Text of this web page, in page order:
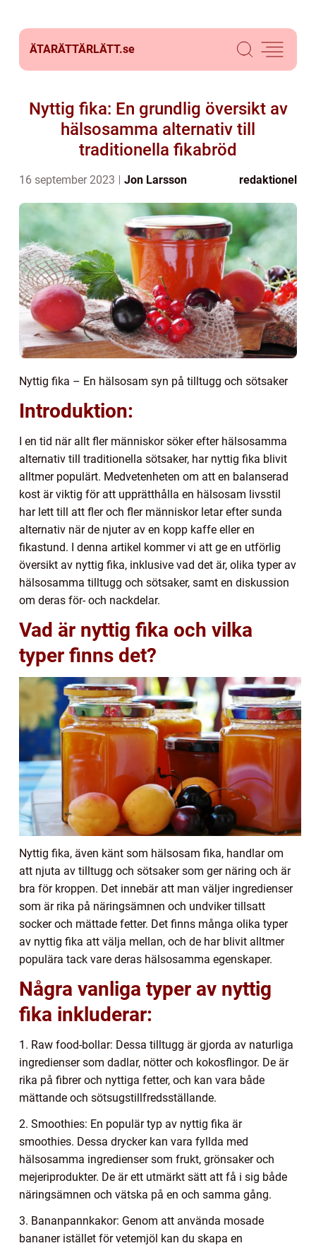
ÄTARÄTTÄRLÄTT.se
Nyttig fika: En grundlig översikt av
hälsosamma alternativ till
traditionella fikabröd
16 september 2023 Jon Larsson redaktionel
Nyttig fika – En hälsosam syn på tilltugg och sötsaker
Introduktion:
I en tid när allt fler människor söker efter hälsosamma
alternativ till traditionella sötsaker, har nyttig fika blivit
alltmer populärt. Medvetenheten om att en balanserad
kost är viktig för att upprätthålla en hälsosam livsstil
har lett till att fler och fler människor letar efter sunda
alternativ när de njuter av en kopp kaffe eller en
fikastund. I denna artikel kommer vi att ge en utförlig
översikt av nyttig fika, inklusive vad det är, olika typer av
hälsosamma tilltugg och sötsaker, samt en diskussion
om deras för- och nackdelar.
Vad är nyttig fika och vilka
typer finns det?
Nyttig fika, även känt som hälsosam fika, handlar om
att njuta av tilltugg och sötsaker som ger näring och är
bra för kroppen. Det innebär att man väljer ingredienser
som är rika på näringsämnen och undviker tillsatt
socker och mättade fetter. Det finns många olika typer
av nyttig fika att välja mellan, och de har blivit alltmer
populära tack vare deras hälsosamma egenskaper.
Några vanliga typer av nyttig
fika inkluderar:
1. Raw food-bollar: Dessa tilltugg är gjorda av naturliga
ingredienser som dadlar, nötter och kokosflingor. De är
rika på fibrer och nyttiga fetter, och kan vara både
mättande och sötsugstillfredsställande.
2. Smoothies: En populär typ av nyttig fika är
smoothies. Dessa drycker kan vara fyllda med
hälsosamma ingredienser som frukt, grönsaker och
mejeriprodukter. De är ett utmärkt sätt att få i sig både
näringsämnen och vätska på en och samma gång.
3. Bananpannkakor: Genom att använda mosade
bananer istället för vetemjöl kan du skapa en